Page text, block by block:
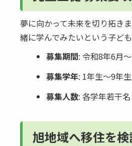
夢に向かって未来を切り拓き
緒に学んでみたいという子ど
募集期間: 令和8年6月〜
募集学年: 1年生〜9年
募集人数: 各学年若干名
旭地域へ移住を